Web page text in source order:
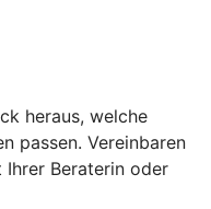
heraus, welche
passen. Vereinbaren
Ihrer Beraterin oder